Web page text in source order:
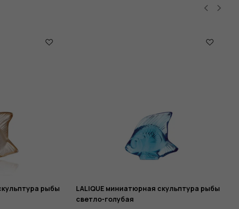
рыбы
LALIQUE миниатюрная скульптура рыбы
светло-голубая